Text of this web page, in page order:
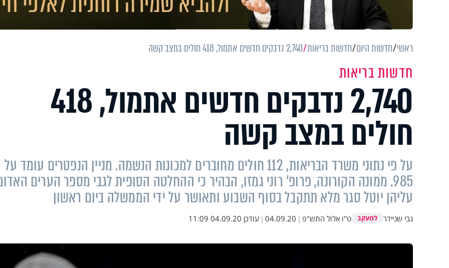
ראשי חדשות היום חדשות בריאות 2,740 נדבקים חדשים אתמול, 418 חולים במצב קשה
חדשות בריאות
2,740 נדבקים חדשים אתמול, 418
חולים במצב קשה
על פי נתוני משרד הבריאות, 112 חולים מחוברים למכונות הנשמה. מניין הנפטרים עומד על
985. ממונה הקורונה, פרופ' רוני גמזו, הבהיר כי ההחלטה הסופית לגבי מספר הערים
עליהן יוטל סגר מלא תתקבל בסוף השבוע ותאושר על ידי הממשלה ביום ראשון
גבי שניידר למעקב ט"ו אלול התש"פ |
04.09.20
| עודכן 04.09.20 11:09